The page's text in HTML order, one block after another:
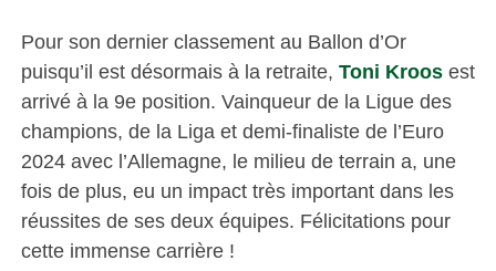
Pour son dernier classement au Ballon d’Or
puisqu’il est désormais à la retraite, Toni Kroosest
arrivé à la 9e position. Vainqueur de la Ligue des
champions, de la Liga et demi-finaliste de l’Euro
2024 avec l’Allemagne, le milieu de terrain a, une
fois de plus, eu un impact très important dans les
réussites de ses deux équipes. Félicitations pour
cette immense carrière !